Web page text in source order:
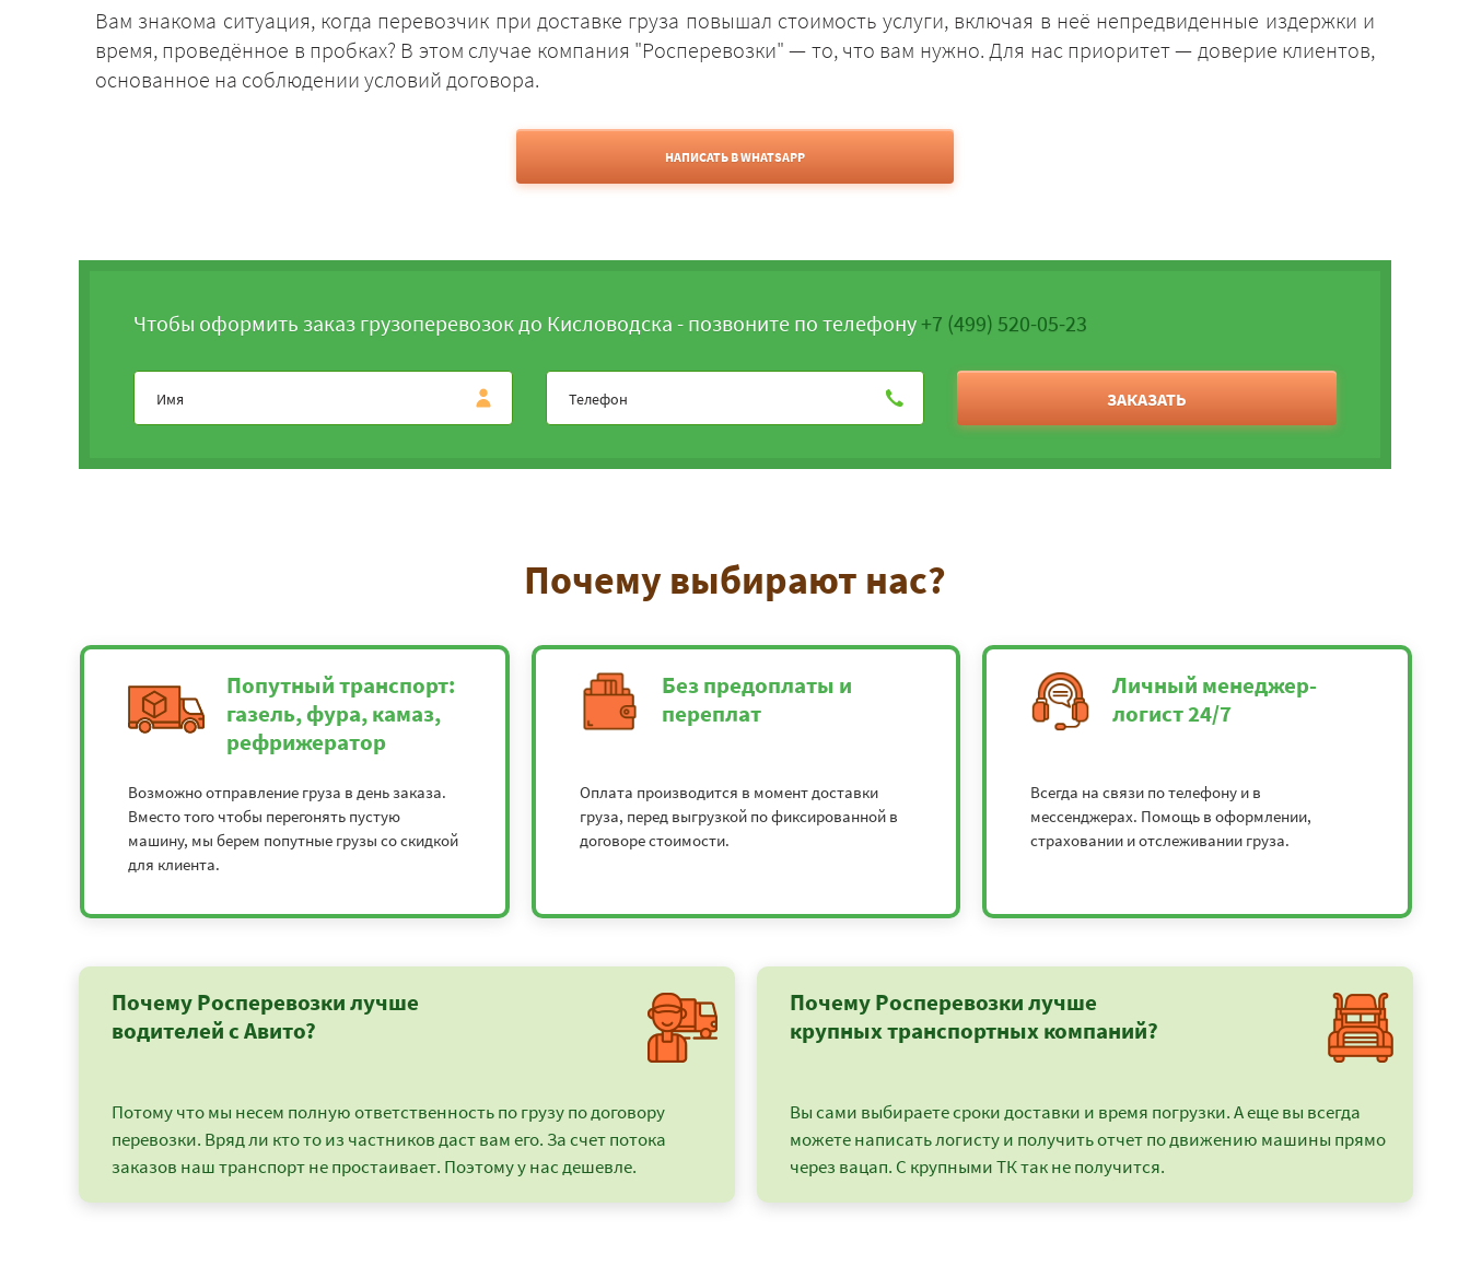
Вам знакома ситуация, когда перевозчик при доставке груза повышал стоимость услуги, включая в неё непредвиденные издержки и
время, проведённое в пробках? В этом случае компания "Росперевозки" — то, что вам нужно. Для нас приоритет — доверие клиентов,
основанное на соблюдении условий договора.
НАПИСАТЬ В WHATSAPP
Чтобы оформить заказ грузоперевозок до Кисловодска - позвоните по телефону+7 (499) 520-05-23
ЗАКАЗАТЬ
Почему выбирают нас?
Попутный транспорт:
газель, фура, камаз,
рефрижератор
Возможно отправление груза в день заказа.
Вместо того чтобы перегонять пустую
машину, мы берем попутные грузы со скидкой
для клиента.
Без предоплаты и
переплат
Оплата производится в момент доставки
груза, перед выгрузкой по фиксированной в
договоре стоимости.
Личный менеджер-
логист 24/7
Всегда на связи по телефону и в
мессенджерах. Помощь в оформлении,
страховании и отслеживании груза.
Почему Росперевозки лучше
водителей с Авито?
Потому что мы несем полную ответственность по грузу по договору
перевозки. Вряд ли кто то из частников даст вам его. За счет потока
заказов наш транспорт не простаивает. Поэтому у нас дешевле.
Почему Росперевозки лучше
крупных транспортных компаний?
Вы сами выбираете сроки доставки и время погрузки. А еще вы всегда
можете написать логисту и получить отчет по движению машины прямо
через вацап. С крупными ТК так не получится.